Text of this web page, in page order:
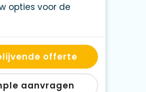
opties voor de
offerte
aanvragen